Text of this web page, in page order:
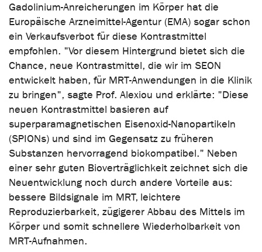
Gadolinium-Anreicherungen im Körper hat die
Europäische Arzneimittel-Agentur (EMA) sogar schon
ein Verkaufsverbot für diese Kontrastmittel
empfohlen. "Vor diesem Hintergrund bietet sich die
Chance, neue Kontrastmittel, die wir im SEON
entwickelt haben, für MRT-Anwendungen in die Klinik
zu bringen", sagte Prof. Alexiou und erklärte: "Diese
neuen Kontrastmittel basieren auf
superparamagnetischen Eisenoxid-Nanopartikeln
(SPIONs) und sind im Gegensatz zu früheren
Substanzen hervorragend biokompatibel." Neben
einer sehr guten Bioverträglichkeit zeichnet sich die
Neuentwicklung noch durch andere Vorteile aus:
bessere Bildsignale im MRT, leichtere
Reproduzierbarkeit, zügigerer Abbau des Mittels im
Körper und somit schnellere Wiederholbarkeit von
MRT-Aufnahmen.